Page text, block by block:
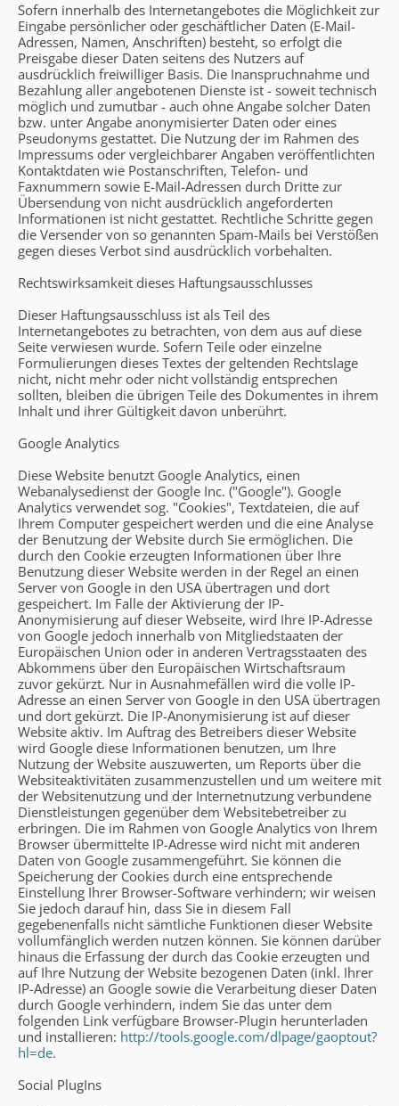
Sofern innerhalb des Internetangebotes die Möglichkeit zur
Eingabe persönlicher oder geschäftlicher Daten (E-Mail-
Adressen, Namen, Anschriften) besteht, so erfolgt die
Preisgabe dieser Daten seitens des Nutzers auf
ausdrücklich freiwilliger Basis. Die Inanspruchnahme und
Bezahlung aller angebotenen Dienste ist - soweit technisch
möglich und zumutbar - auch ohne Angabe solcher Daten
bzw. unter Angabe anonymisierter Daten oder eines
Pseudonyms gestattet. Die Nutzung der im Rahmen des
Impressums oder vergleichbarer Angaben veröffentlichten
Kontaktdaten wie Postanschriften, Telefon- und
Faxnummern sowie E-Mail-Adressen durch Dritte zur
Übersendung von nicht ausdrücklich angeforderten
Informationen ist nicht gestattet. Rechtliche Schritte gegen
die Versender von so genannten Spam-Mails bei Verstößen
gegen dieses Verbot sind ausdrücklich vorbehalten.
Rechtswirksamkeit dieses Haftungsausschlusses
Dieser Haftungsausschluss ist als Teil des
Internetangebotes zu betrachten, von dem aus auf diese
Seite verwiesen wurde. Sofern Teile oder einzelne
Formulierungen dieses Textes der geltenden Rechtslage
nicht, nicht mehr oder nicht vollständig entsprechen
sollten, bleiben die übrigen Teile des Dokumentes in ihrem
Inhalt und ihrer Gültigkeit davon unberührt.
Google Analytics
Diese Website benutzt Google Analytics, einen
Webanalysedienst der Google Inc. ("Google"). Google
Analytics verwendet sog. "Cookies", Textdateien, die auf
Ihrem Computer gespeichert werden und die eine Analyse
der Benutzung der Website durch Sie ermöglichen. Die
durch den Cookie erzeugten Informationen über Ihre
Benutzung dieser Website werden in der Regel an einen
Server von Google in den USA übertragen und dort
gespeichert. Im Falle der Aktivierung der IP-
Anonymisierung auf dieser Webseite, wird Ihre IP-Adresse
von Google jedoch innerhalb von Mitgliedstaaten der
Europäischen Union oder in anderen Vertragsstaaten des
Abkommens über den Europäischen Wirtschaftsraum
zuvor gekürzt. Nur in Ausnahmefällen wird die volle IP-
Adresse an einen Server von Google in den USA übertragen
und dort gekürzt. Die IP-Anonymisierung ist auf dieser
Website aktiv. Im Auftrag des Betreibers dieser Website
wird Google diese Informationen benutzen, um Ihre
Nutzung der Website auszuwerten, um Reports über die
Websiteaktivitäten zusammenzustellen und um weitere mit
der Websitenutzung und der Internetnutzung verbundene
Dienstleistungen gegenüber dem Websitebetreiber zu
erbringen. Die im Rahmen von Google Analytics von Ihrem
Browser übermittelte IP-Adresse wird nicht mit anderen
Daten von Google zusammengeführt. Sie können die
Speicherung der Cookies durch eine entsprechende
Einstellung Ihrer Browser-Software verhindern; wir weisen
Sie jedoch darauf hin, dass Sie in diesem Fall
gegebenenfalls nicht sämtliche Funktionen dieser Website
vollumfänglich werden nutzen können. Sie können darüber
hinaus die Erfassung der durch das Cookie erzeugten und
auf Ihre Nutzung der Website bezogenen Daten (inkl. Ihrer
IP-Adresse) an Google sowie die Verarbeitung dieser Daten
durch Google verhindern, indem Sie das unter dem
folgenden Link verfügbare Browser-Plugin herunterladen
und installieren: http://tools.google.com/dlpage/gaoptout?
hl=de.
Social PlugIns